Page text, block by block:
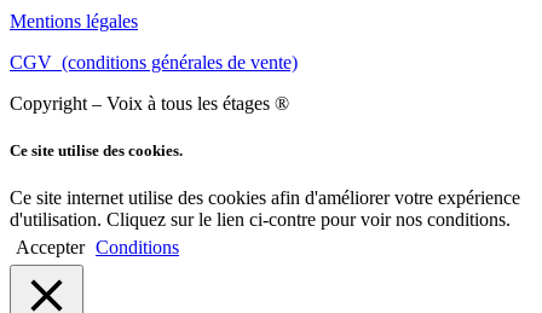
Mentions légales
CGV (conditions générales de vente)
Copyright – Voix à tous les étages ®
Ce site utilise des cookies.
Ce site internet utilise des cookies afin d'améliorer votre expérience
d'utilisation. Cliquez sur le lien ci-contre pour voir nos conditions.
Accepter Conditions